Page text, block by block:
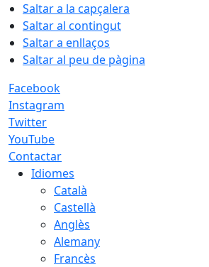
Saltar a la capçalera
Saltar al contingut
Saltar a enllaços
Saltar al peu de pàgina
Facebook
Instagram
Twitter
YouTube
Contactar
Idiomes
Català
Castellà
Anglès
Alemany
Francès